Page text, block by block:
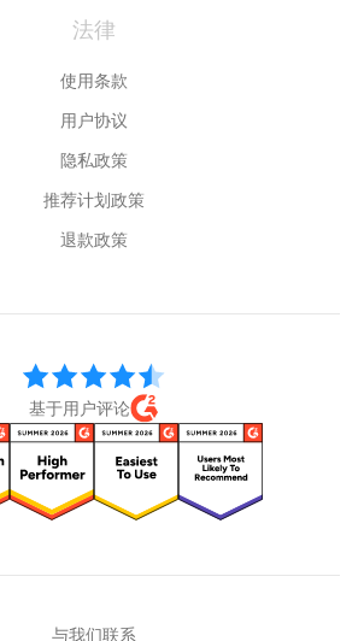
法律
使用条款
用户协议
隐私政策
推荐计划政策
退款政策
基于用户评论
与我们联系